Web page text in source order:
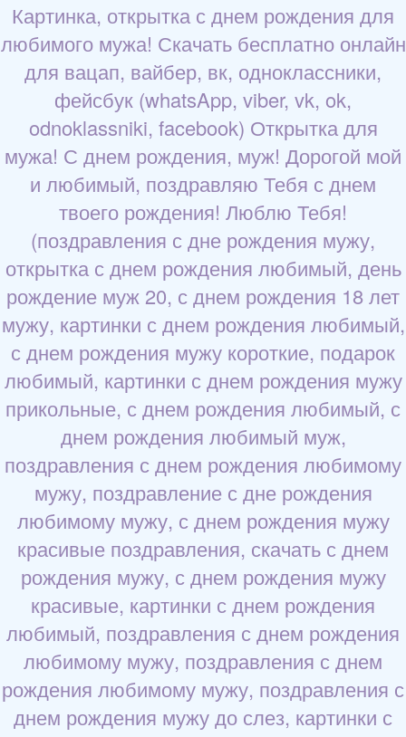
Картинка, открытка с днем рождения для
любимого мужа! Скачать бесплатно онлайн
для вацап, вайбер, вк, одноклассники,
фейсбук (whatsApp, viber, vk, ok,
odnoklassniki, facebook) Открытка для
мужа! С днем рождения, муж! Дорогой мой
и любимый, поздравляю Тебя с днем
твоего рождения! Люблю Тебя!
(поздравления с дне рождения мужу,
открытка с днем рождения любимый, день
рождение муж 20, с днем рождения 18 лет
мужу, картинки с днем рождения любимый,
с днем рождения мужу короткие, подарок
любимый, картинки с днем рождения мужу
прикольные, с днем рождения любимый, с
днем рождения любимый муж,
поздравления с днем рождения любимому
мужу, поздравление с дне рождения
любимому мужу, с днем рождения мужу
красивые поздравления, скачать с днем
рождения мужу, с днем рождения мужу
красивые, картинки с днем рождения
любимый, поздравления с днем рождения
любимому мужу, поздравления с днем
рождения любимому мужу, поздравления с
днем рождения мужу до слез, картинки с